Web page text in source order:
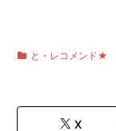
と・レコメンド★
X